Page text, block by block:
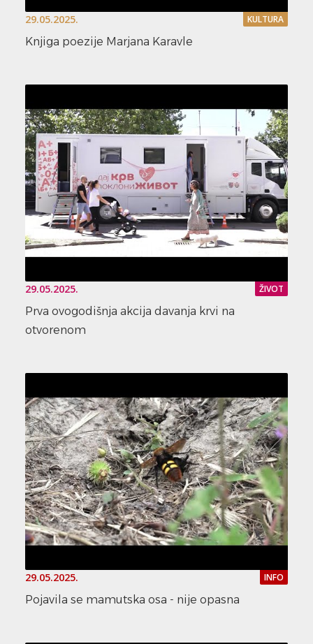
29.05.2025. KULTURA
Knjiga poezije Marjana Karavle
29.05.2025. ŽIVOT
Prva ovogodišnja akcija davanja krvi na
otvorenom
29.05.2025. INFO
Pojavila se mamutska osa - nije opasna